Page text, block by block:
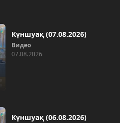
Күншуақ (07.08.2026)
Видео
07.08.2026
Күншуақ (06.08.2026)